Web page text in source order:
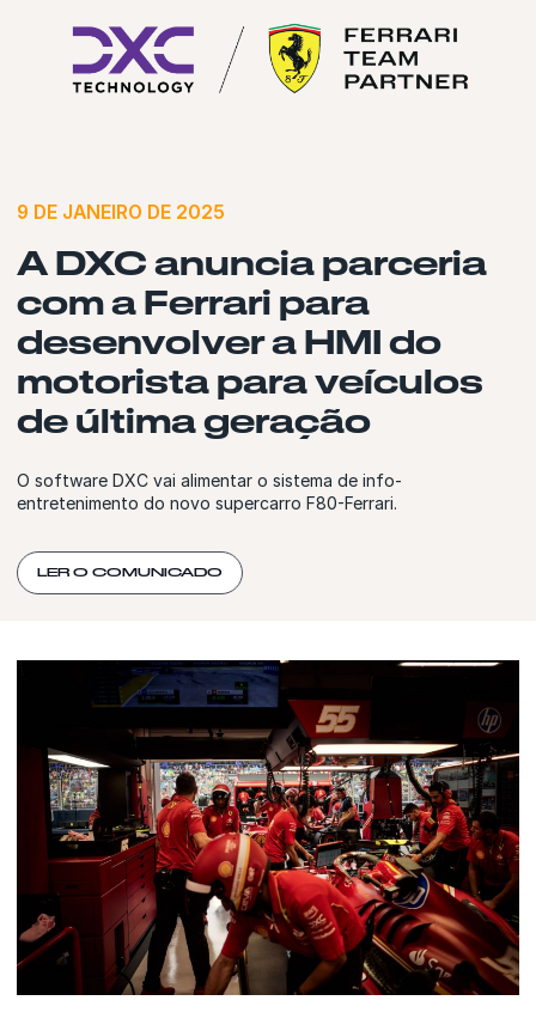
9 DE JANEIRO DE 2025
A DXC anuncia parceria
com a Ferrari para
desenvolver a HMI do
motorista para veículos
de última geração
O software DXC vai alimentar o sistema de info-
entretenimento do novo supercarro F80-Ferrari.
LER O COMUNICADO